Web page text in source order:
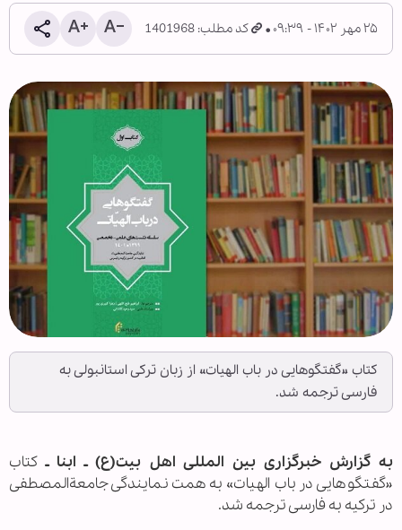
۲۵ مهر ۱۴۰۲ - ۰۹:۳۹ کد مطلب: 1401968
کتاب «گفتگوهایی در باب الهیات» از زبان ترکی استانبولی به
فارسی ترجمه شد.
به گزارش خبرگزاری بین المللی اهل بیت(ع) ـ ابنا ـکتاب
«گفتگوهایی در باب الهیات» به همت نمایندگی جامعةالمصطفی
در ترکیه به فارسی ترجمه شد.